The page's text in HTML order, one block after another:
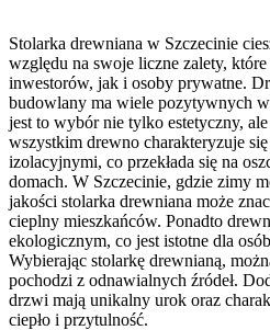
Stolarka drewniana w Szczecinie
względu na swoje liczne zalety,
inwestorów, jak i osoby prywatne.
budowlany ma wiele pozytywnych
jest to wybór nie tylko estetyczny,
wszystkim drewno charakteryzuje
izolacyjnymi, co przekłada się na
domach. W Szczecinie, gdzie zimy
jakości stolarka drewniana może
cieplny mieszkańców. Ponadto
ekologicznym, co jest istotne dla
Wybierając stolarkę drewnianą,
pochodzi z odnawialnych źródeł.
drzwi mają unikalny urok oraz
ciepło i przytulność.